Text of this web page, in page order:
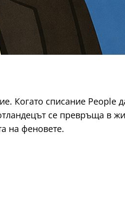
Когато списание People
се превръща в
на феновете.